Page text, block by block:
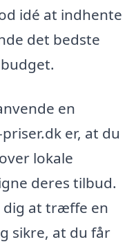
idé at indhente
det bedste
en
er, at du
lokale
deres tilbud.
dig at træffe en
sikre, at du får